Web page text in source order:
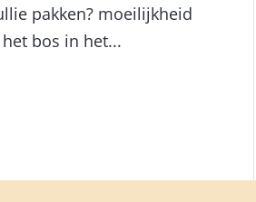
pakken? moeilijkheid
bos in het...